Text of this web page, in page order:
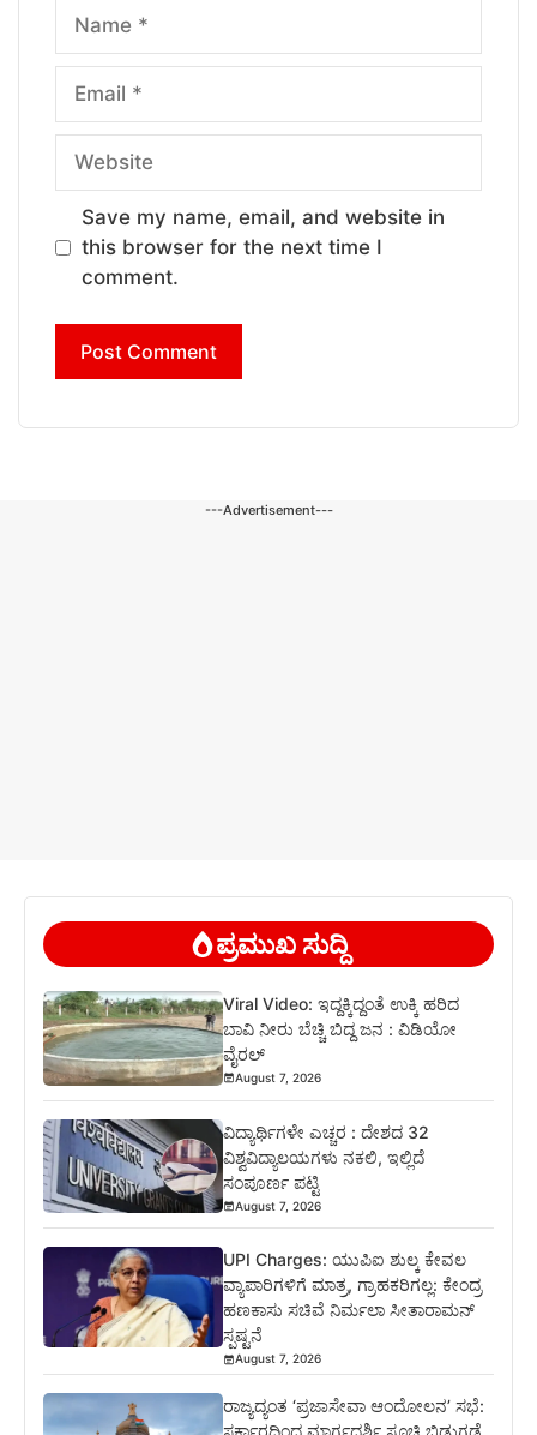
Name
Email
Website
Save my name, email, and website in
this browser for the next time I
comment.
---Advertisement---
ಪ್ರಮುಖ ಸುದ್ದಿ
Viral Video: ಇದ್ದಕ್ಕಿದ್ದಂತೆ ಉಕ್ಕಿ ಹರಿದ
ಬಾವಿ ನೀರು ಬೆಚ್ಚಿ ಬಿದ್ದ ಜನ : ವಿಡಿಯೋ
ವೈರಲ್
August 7, 2026
ವಿದ್ಯಾರ್ಥಿಗಳೇ ಎಚ್ಚರ : ದೇಶದ 32
ವಿಶ್ವವಿದ್ಯಾಲಯಗಳು ನಕಲಿ, ಇಲ್ಲಿದೆ
ಸಂಪೂರ್ಣ ಪಟ್ಟಿ
August 7, 2026
UPI Charges: ಯುಪಿಐ ಶುಲ್ಕ ಕೇವಲ
ವ್ಯಾಪಾರಿಗಳಿಗೆ ಮಾತ್ರ, ಗ್ರಾಹಕರಿಗಲ್ಲ: ಕೇಂದ್ರ
ಹಣಕಾಸು ಸಚಿವೆ ನಿರ್ಮಲಾ ಸೀತಾರಾಮನ್
ಸ್ಪಷ್ಟನೆ
August 7, 2026
ರಾಜ್ಯದ್ಯಂತ ‘ಪ್ರಜಾಸೇವಾ ಆಂದೋಲನ’ ಸಭೆ: